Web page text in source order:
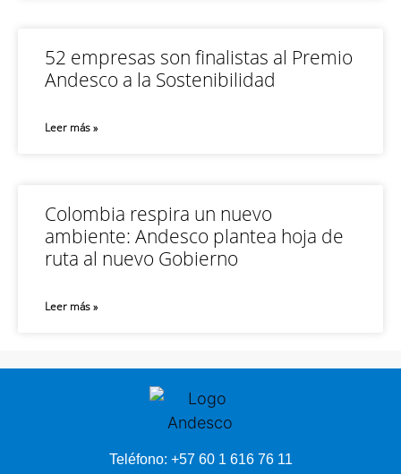
52 empresas son finalistas al Premio
Andesco a la Sostenibilidad
Leer más »
Colombia respira un nuevo
ambiente: Andesco plantea hoja de
ruta al nuevo Gobierno
Leer más »
Teléfono: +57 60 1 616 76 11